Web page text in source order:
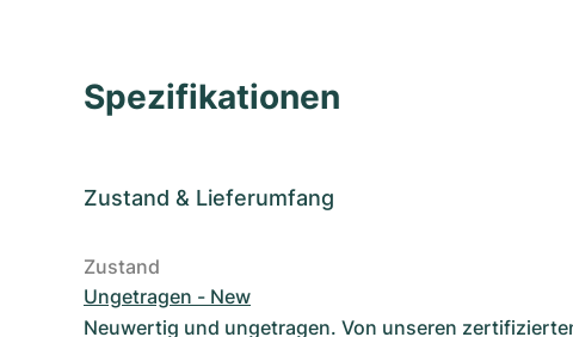
Spezifikationen
Zustand & Lieferumfang
Zustand
Ungetragen - New
Neuwertig und ungetragen. Von unseren